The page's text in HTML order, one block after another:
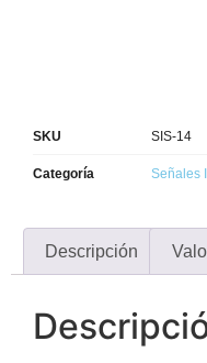
SKU SIS-14
Categoría Señales
Descripción